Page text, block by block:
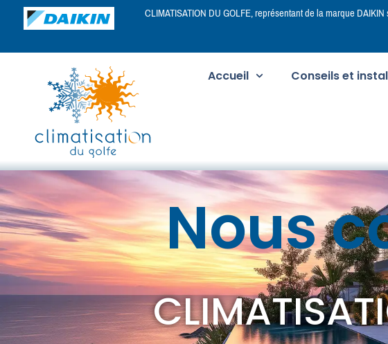
CLIMATISATION DU GOLFE, représentant de la marque
Accueil Conseils et
Nous